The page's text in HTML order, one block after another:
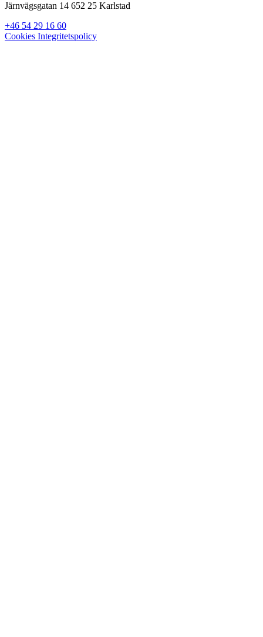
Järnvägsgatan 14 652 25 Karlstad
+46 54 29 16 60
Cookies Integritetspolicy